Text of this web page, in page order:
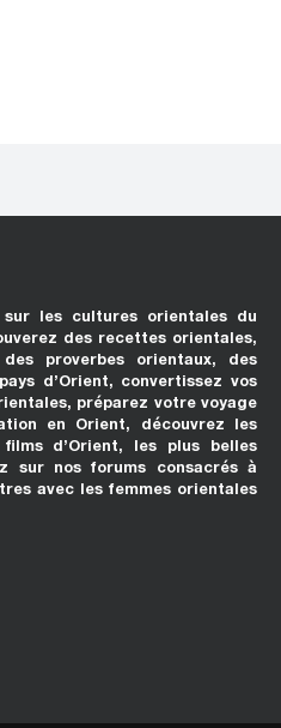
sur les cultures orientales du
des recettes orientales,
proverbes orientaux, des
d’Orient, convertissez vos
préparez votre voyage
en Orient, découvrez les
d’Orient, les plus belles
sur nos forums consacrés à
avec les femmes orientales